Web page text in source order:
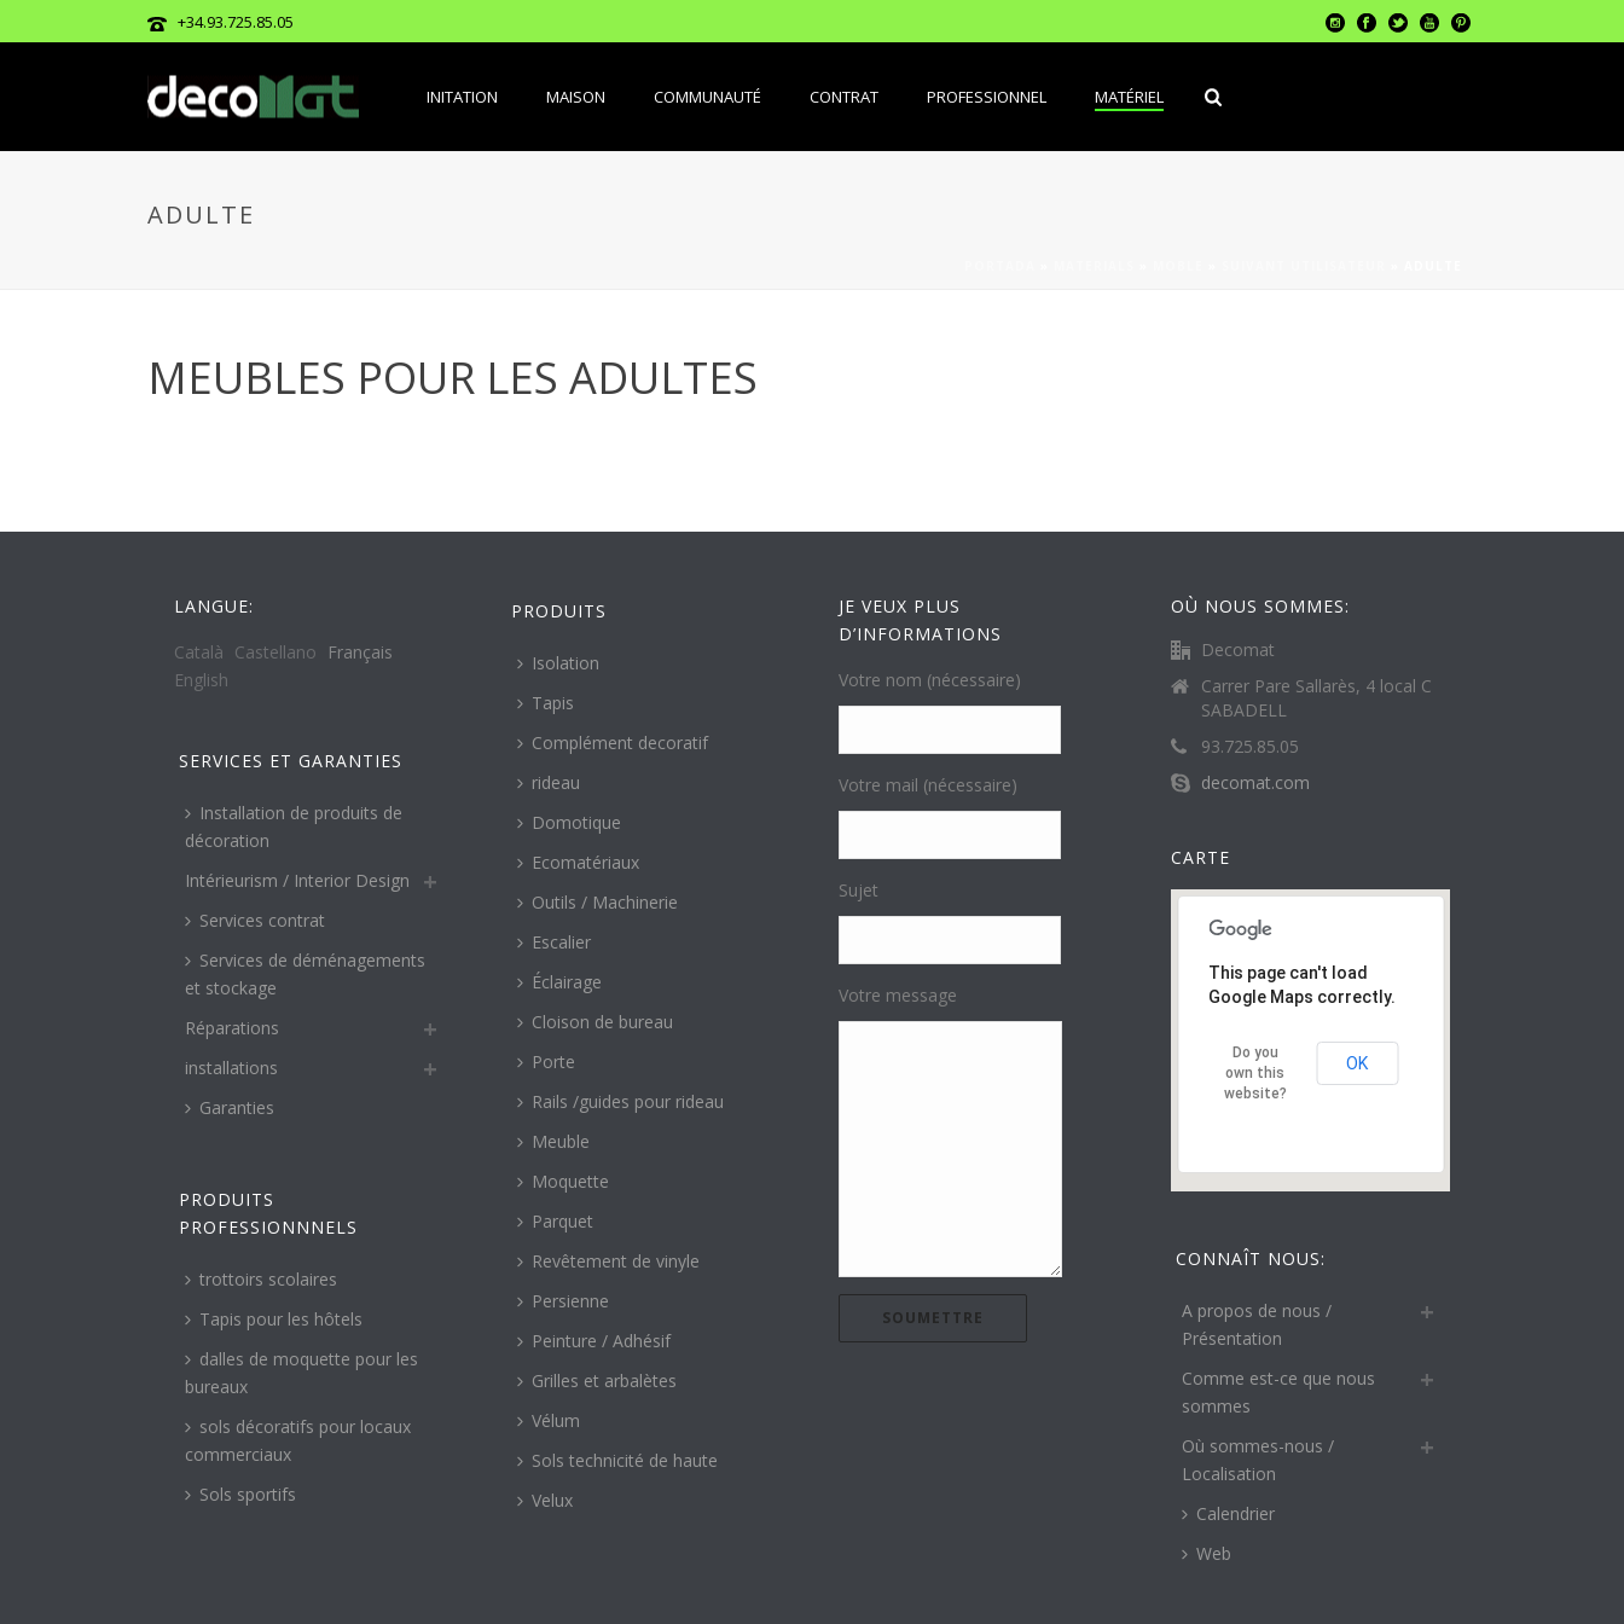
+34.93.725.85.05
INITATION MAISON COMMUNAUTÉ CONTRAT PROFESSIONNEL MATÉRIEL
ADULTE
MEUBLES POUR LES ADULTES
LANGUE:
Català Castellano
Français
English
SERVICES ET GARANTIES
Installation de produits de
décoration
Intérieurism / Interior Design
Services contrat
Services de déménagements
et stockage
Réparations
installations
Garanties
PRODUITS
PROFESSIONNNELS
trottoirs scolaires
Tapis pour les hôtels
dalles de moquette pour les
bureaux
sols décoratifs pour locaux
commerciaux
Sols sportifs
PRODUITS
Isolation
Tapis
Complément decoratif
rideau
Domotique
Ecomatériaux
Outils / Machinerie
Escalier
Éclairage
Cloison de bureau
Porte
Rails /guides pour rideau
Meuble
Moquette
Parquet
Revêtement de vinyle
Persienne
Peinture / Adhésif
Grilles et arbalètes
Vélum
Sols technicité de haute
Velux
JE VEUX PLUS
D’INFORMATIONS
Votre nom (nécessaire)
Votre mail (nécessaire)
Sujet
Votre message
OÙ NOUS SOMMES:
Decomat
Carrer Pare Sallarès, 4 local C
SABADELL
93.725.85.05
decomat.com
CARTE
This page can't load
Google Maps correctly.
Do you
own this
website?
OK
CONNAÎT NOUS:
A propos de nous /
Présentation
Comme est-ce que nous
sommes
Où sommes-nous /
Localisation
Calendrier
Web